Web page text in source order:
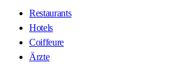
Restaurants
Hotels
Coiffeure
Ärzte